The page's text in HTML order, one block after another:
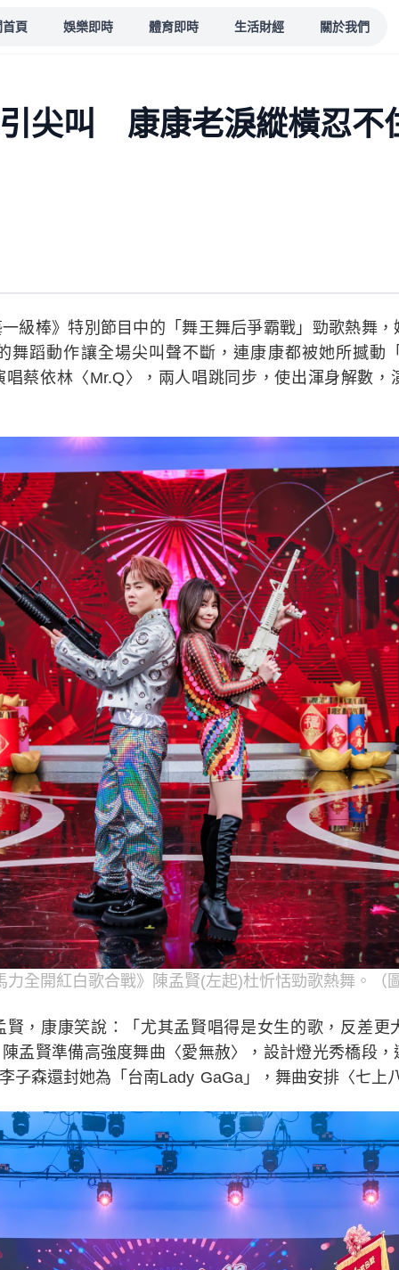
首頁 娛樂即時 體育即時 生活財經 關於我們
尖叫 康康老淚縱橫忍不
級棒》特別節目中的「舞王舞后爭霸戰」勁歌熱舞，
舞蹈動作讓全場尖叫聲不斷，連康康都被她所撼動
蔡依林〈Mr.Q〉，兩人唱跳同步，使出渾身解數，
力全開紅白歌合戰》陳孟賢(左起)杜忻恬勁歌熱舞。（
，康康笑說：「尤其孟賢唱得是女生的歌，反差更
孟賢準備高強度舞曲〈愛無赦〉，設計燈光秀橋段
子森還封她為「台南Lady GaGa」，舞曲安排〈七上